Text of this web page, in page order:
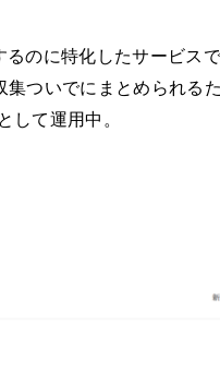
のに特化したサービス
ついでにまとめられる
して運用中。